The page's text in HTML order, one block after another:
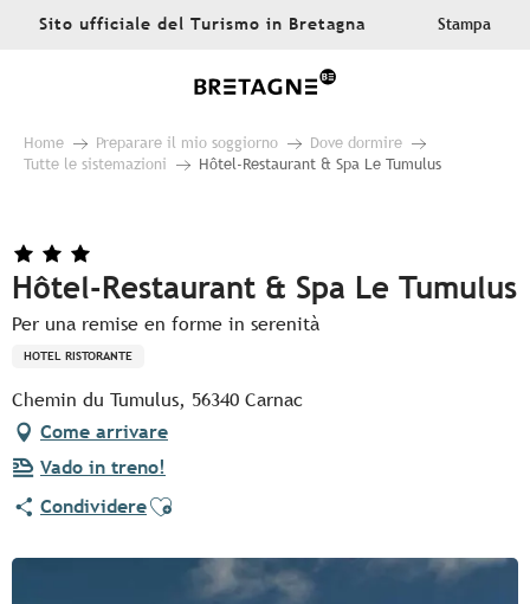
AllerSito ufficiale del Turismo in Bretagna Stampa
Home Preparare il mio soggiorno
Dove dormire
Tutte le sistemazioni
Hôtel-Restaurant & Spa Le Tumulus
Hôtel-Restaurant & Spa Le Tumulus
Per una remise en forme in serenità
HOTEL RISTORANTE
Chemin du Tumulus, 56340 Carnac
Come arrivare
Vado in treno!
CondividereAjouter aux favoris